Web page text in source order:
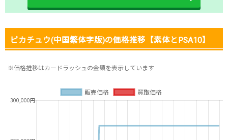
ピカチュウ(中国繁体字版)の価格推移【素体とPSA10】
※価格推移はカードラッシュの金額を表示しています